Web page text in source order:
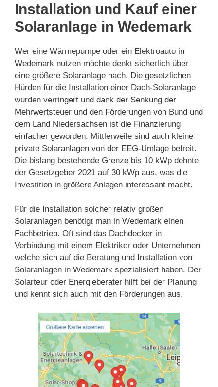
Installation und Kauf einer
Solaranlage in Wedemark
Wer eine Wärmepumpe oder ein Elektroauto in
Wedemark nutzen möchte denkt sicherlich über
eine größere Solaranlage nach. Die gesetzlichen
Hürden für die Installation einer Dach-Solaranlage
wurden verringert und dank der Senkung der
Mehrwertsteuer und den Förderungen von Bund und
dem Land Niedersachsen ist die Finanzierung
einfacher geworden. Mittlerweile sind auch kleine
private Solaranlagen von der EEG-Umlage befreit.
Die bislang bestehende Grenze bis 10 kWp dehnte
der Gesetzgeber 2021 auf 30 kWp aus, was die
Investition in größere Anlagen interessant macht.
Für die Installation solcher relativ großen
Solaranlagen benötigt man in Wedemark einen
Fachbetrieb. Oft sind das Dachdecker in
Verbindung mit einem Elektriker oder Unternehmen
welche sich auf die Beratung und Installation von
Solaranlagen in Wedemark spezialisiert haben. Der
Solarteur oder Energieberater hilft bei der Planung
und kennt sich auch mit den Förderungen aus.